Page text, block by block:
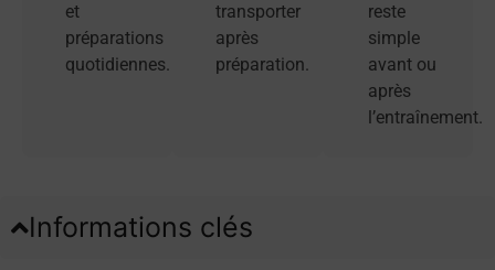
et
préparations
quotidiennes.
transporter
après
préparation.
reste
simple
avant ou
après
l’entraînement.
Informations clés